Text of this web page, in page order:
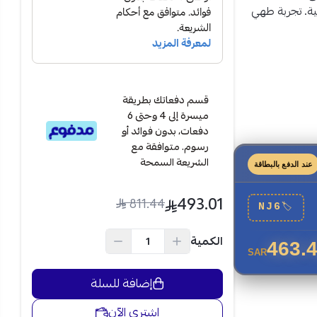
تجربة طهي
عند الدفع بالبطاقة
🏷
NJ6
SAR
قسم دفعاتك بطريقة
ميسرة إلى 4 وحتى 6
دفعات، بدون فوائد أو
رسوم. متوافقة مع
الشريعة السمحة
493.01
811.44
الكمية
إضافة للسلة
اشتري الآن